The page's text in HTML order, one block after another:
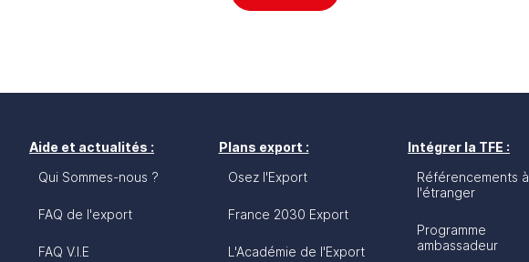
Aide et actualités :
Qui Sommes-nous ?
FAQ de l'export
FAQ V.I.E
Plans export :
Osez l'Export
France 2030 Export
L'Académie de l'Export
Intégrer la TFE :
Référencements à
l'étranger
Programme
ambassadeur